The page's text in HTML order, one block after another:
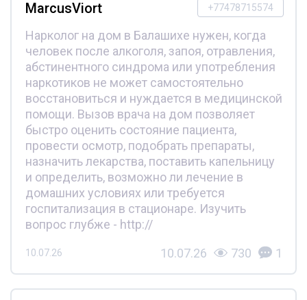
+77478715574
MarcusViort
Нарколог на дом в Балашихе нужен, когда
человек после алкоголя, запоя, отравления,
абстинентного синдрома или употребления
наркотиков не может самостоятельно
восстановиться и нуждается в медицинской
помощи. Вызов врача на дом позволяет
быстро оценить состояние пациента,
провести осмотр, подобрать препараты,
назначить лекарства, поставить капельницу
и определить, возможно ли лечение в
домашних условиях или требуется
госпитализация в стационаре. Изучить
вопрос глубже - http://
10.07.26 10.07.26 730 1